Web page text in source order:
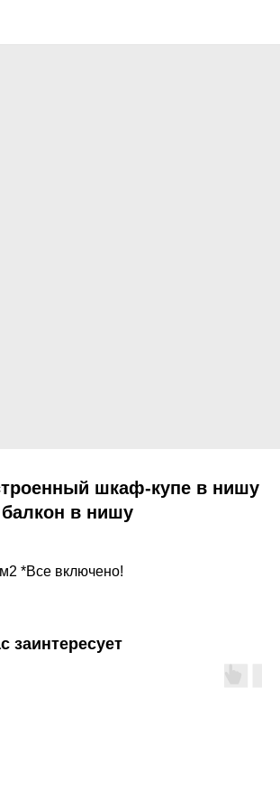
шкаф-купе в нишу
в нишу
*Все включено!
заинтересует